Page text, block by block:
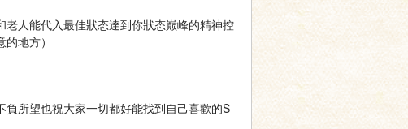
人能代入最佳狀态達到你狀态巅峰的精神控
地方）
所望也祝大家一切都好能找到自己喜歡的S